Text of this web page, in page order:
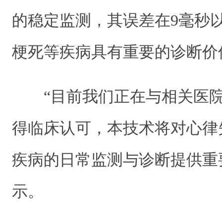
的稳定监测，其误差在9毫秒
梗死等疾病具有重要的诊断价
“目前我们正在与相关医
得临床认可，本技术将对心
疾病的日常监测与诊断提供
示。